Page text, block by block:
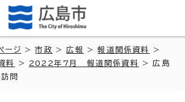
ージ >市政 >広報 >報道関係資料
>
料
> 2022年7月 報道関係資料
> 広島
問